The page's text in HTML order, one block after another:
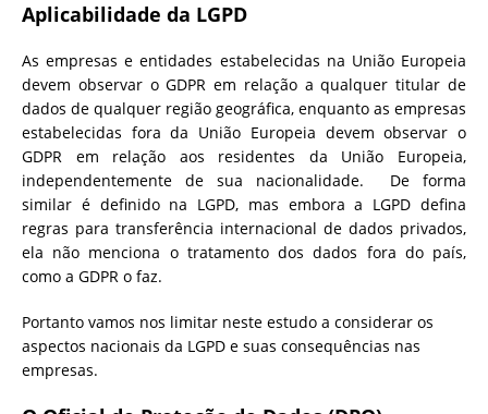
Aplicabilidade da LGPD
As empresas e entidades estabelecidas na União Europeia
devem observar o GDPR em relação a qualquer titular de
dados de qualquer região geográfica, enquanto as empresas
estabelecidas fora da União Europeia devem observar o
GDPR em relação aos residentes da União Europeia,
independentemente de sua nacionalidade. De forma
similar é definido na LGPD, mas embora a LGPD defina
regras para transferência internacional de dados privados,
ela não menciona o tratamento dos dados fora do país,
como a GDPR o faz.
Portanto vamos nos limitar neste estudo a considerar os
aspectos nacionais da LGPD e suas consequências nas
empresas.